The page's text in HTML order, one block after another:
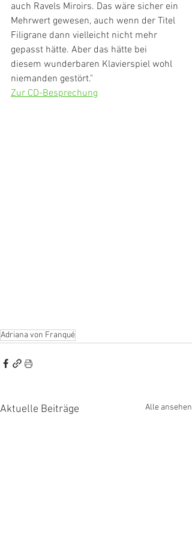
auch Ravels Miroirs. Das wäre sicher ein
Mehrwert gewesen, auch wenn der Titel
Filigrane dann vielleicht nicht mehr
gepasst hätte. Aber das hätte bei
diesem wunderbaren Klavierspiel wohl
niemanden gestört."
Zur CD-Besprechung
Adriana von Franqué
Aktuelle Beiträge Alle ansehen